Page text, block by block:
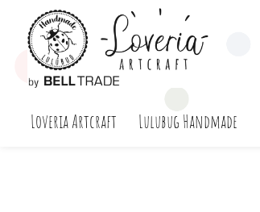
Inhalt
springen
Loveria Artcraft Lulubug Handmade